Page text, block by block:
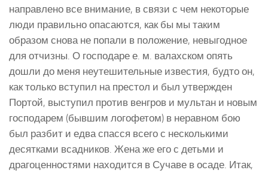
направлено все внимание, в связи с чем некоторые
люди правильно опасаются, как бы мы таким
образом снова не попали в положение, невыгодное
для отчизны. О господаре е. м. валахском опять
дошли до меня неутешительные известия, будто он,
как только вступил на престол и был утвержден
Портой, выступил против венгров и мультан и новым
господарем (бывшим логофетом) в неравном бою
был разбит и едва спасся всего с несколькими
десятками всадников. Жена же его с детьми и
драгоценностями находится в Сучаве в осаде. Итак,